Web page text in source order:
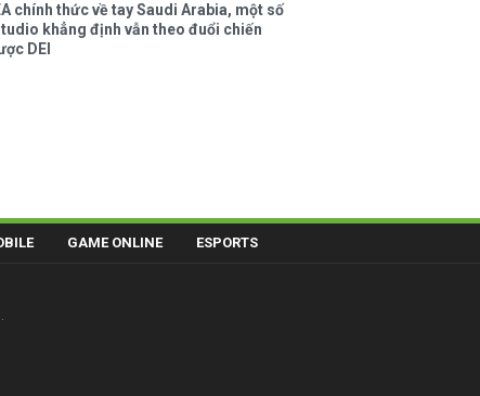
chính thức về tay Saudi Arabia, một số
khẳng định vẫn theo đuổi chiến
DEI
GAME ONLINE ESPORTS